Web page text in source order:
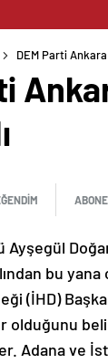
DEM Parti
Ayşegül
bu
(İHD)
Adana ve